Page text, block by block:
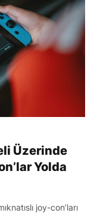
Üzerinde
Yolda
joy-con’ları